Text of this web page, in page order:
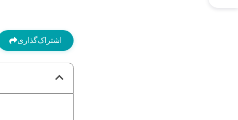
اشتراک‌گذاری